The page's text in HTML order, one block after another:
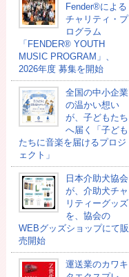
Fender®による
チャリティ・プ
ログラム
「FENDER®︎ YOUTH
MUSIC PROGRAM」、
2026年度 募集を開始
全国の中小企業
の温かい想い
が、子どもたち
へ届く「子ども
たちに音楽を届けるプロジ
ェクト」
日本介助犬協会
が、介助犬チャ
リティーグッズ
を、協会の
WEBグッズショップにて販
売開始
運送業のカワキ